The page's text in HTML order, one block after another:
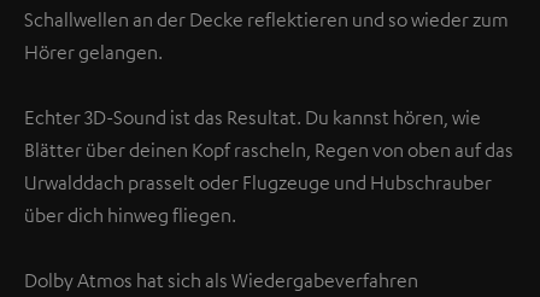
Schallwellen an der Decke reflektieren und so wieder zum
Hörer gelangen.
Echter 3D-Sound ist das Resultat. Du kannst hören, wie
Blätter über deinen Kopf rascheln, Regen von oben auf das
Urwalddach prasselt oder Flugzeuge und Hubschrauber
über dich hinweg fliegen.
Dolby Atmos hat sich als Wiedergabeverfahren